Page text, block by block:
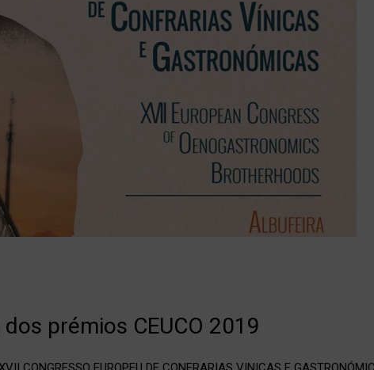
prémios CEUCO 2019